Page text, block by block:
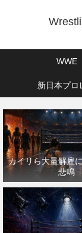
WWE
新日本プロ
カイリら大量解雇
悲鳴